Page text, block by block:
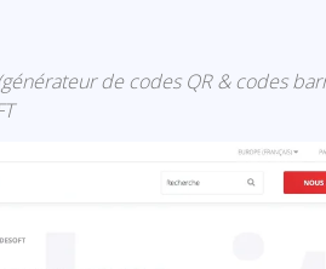
de codes QR & codes